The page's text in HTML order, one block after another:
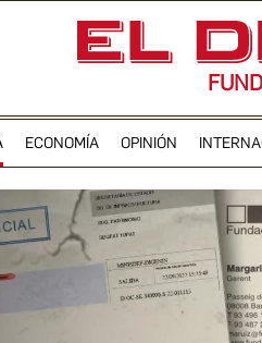
ECONOMÍA OPINIÓN